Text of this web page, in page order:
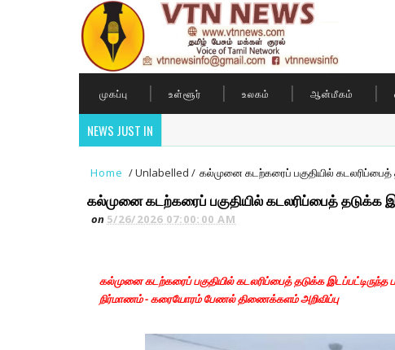
முகப்பு உள்ளூர் உலகம் ஆன்மீகம்
NEWS JUST IN
Home /Unlabelled/ கல்முனை கடற்கரைப் பகுதியில்
கல்முனை கடற்கரைப் பகுதியில் கடலரிப்பைத் தடுக்க
on 5/26/2026 07:00:00 AM
கல்முனை கடற்கரைப் பகுதியில் கடலரிப்பைத் தடுக்க
நிர்மாணம் - கரையோரம் பேணல் திணைக்களம் அறிவிப்பு